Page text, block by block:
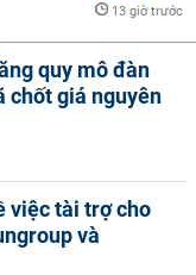
13 giờ trước
quy mô đàn
chốt giá nguyên
việc tài trợ cho
và